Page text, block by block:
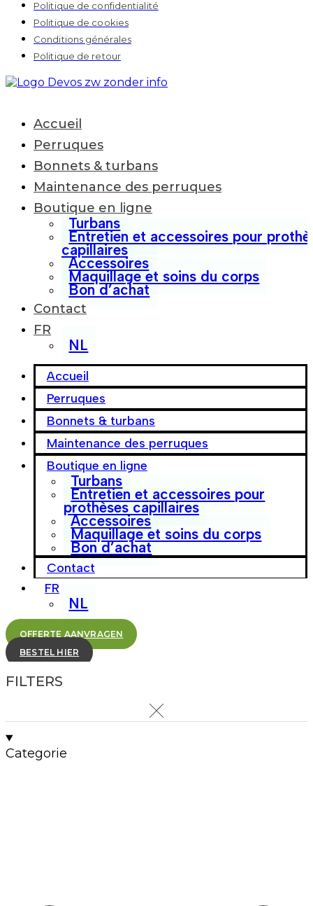
Politique de confidentialité
Politique de cookies
Conditions générales
Politique de retour
Accueil
Perruques
Bonnets & turbans
Maintenance des perruques
Boutique en ligne
Turbans
Entretien et accessoires pour
capillaires
Accessoires
Maquillage et soins du corps
Bon d’achat
Contact
FR
NL
Accueil
Perruques
Bonnets & turbans
Maintenance des perruques
Boutique en ligne
Turbans
Entretien et accessoires pour
prothèses capillaires
Accessoires
Maquillage et soins du corps
Bon d’achat
Contact
FR
NL
OFFERTE AANVRAGEN
BESTEL HIER
FILTERS
Categorie